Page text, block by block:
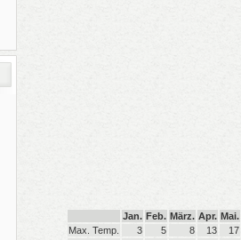
Jan. Feb. März. Apr. Mai.
Max. Temp.
3 5 8 13
17